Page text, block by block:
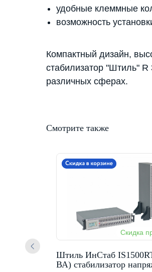
удобные клеммные
возможность
Компактный дизайн,
стабилизатор "Штиль"
различных сферах.
Смотрите также
Штиль ИнСтаб
ВА) стабилизатор